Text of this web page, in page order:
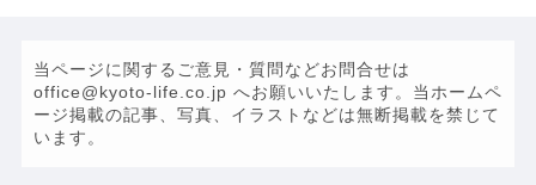
当ページに関するご意見・質問などお問合せは
office@kyoto-life.co.jp へお願いいたします。当ホームペ
ージ掲載の記事、写真、イラストなどは無断掲載を禁じて
います。